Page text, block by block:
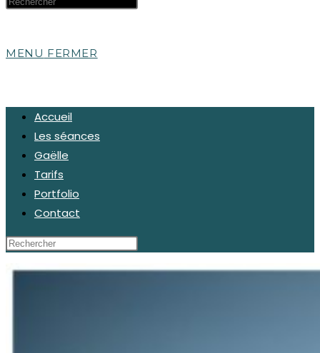
MENU FERMER
Accueil
Les séances
Gaëlle
Tarifs
Portfolio
Contact